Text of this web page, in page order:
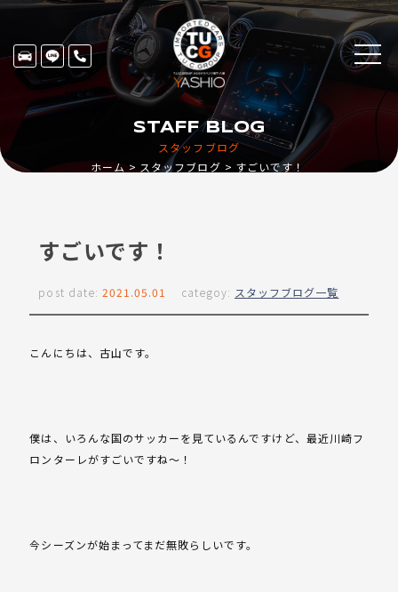
スタッフブログ
STAFF BLOG
ホーム スタッフブログ すごいです！
すごいです！
post date: 2021.05.01 categoy: スタッフブログ一覧
こんにちは、古山です。
僕は、いろんな国のサッカーを見ているんですけど、最近川崎フ
ロンターレがすごいですね～！
今シーズンが始まってまだ無敗らしいです。